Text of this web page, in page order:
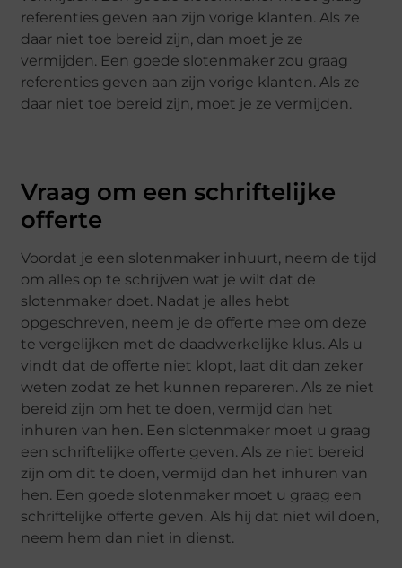
referenties geven aan zijn vorige klanten. Als ze
daar niet toe bereid zijn, dan moet je ze
vermijden. Een goede slotenmaker zou graag
referenties geven aan zijn vorige klanten. Als ze
daar niet toe bereid zijn, moet je ze vermijden.
Vraag om een schriftelijke
offerte
Voordat je een slotenmaker inhuurt, neem de tijd
om alles op te schrijven wat je wilt dat de
slotenmaker doet. Nadat je alles hebt
opgeschreven, neem je de offerte mee om deze
te vergelijken met de daadwerkelijke klus. Als u
vindt dat de offerte niet klopt, laat dit dan zeker
weten zodat ze het kunnen repareren. Als ze niet
bereid zijn om het te doen, vermijd dan het
inhuren van hen. Een slotenmaker moet u graag
een schriftelijke offerte geven. Als ze niet bereid
zijn om dit te doen, vermijd dan het inhuren van
hen. Een goede slotenmaker moet u graag een
schriftelijke offerte geven. Als hij dat niet wil doen,
neem hem dan niet in dienst.